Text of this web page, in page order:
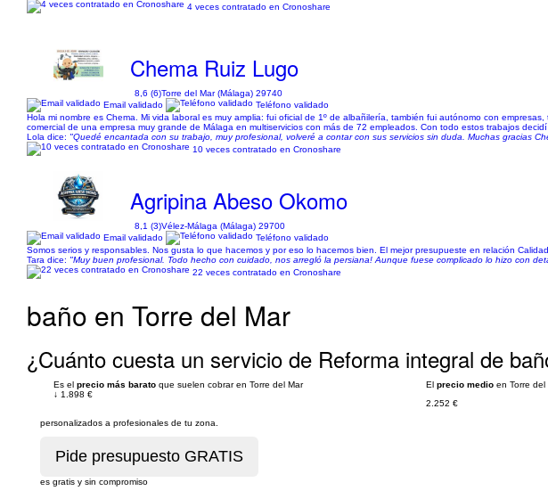
4 veces contratado en Cronoshare
Chema Ruiz Lugo
8,6 (6)Torre del Mar (Málaga) 29740
Email validado
Teléfono validado
Hola mi nombre es Chema. Mi vida laboral es muy amplia: fui oficial de 1º de albañilería, también fui autónomo con
comercial de una empresa muy grande de Málaga en multiservicios con más de 72 empleados. Con todo estos trabajos
Lola dice: "Quedé encantada con su trabajo, muy profesional, volveré a contar con sus servicios sin duda. Muchas gracias
10 veces contratado en Cronoshare
Agripina Abeso Okomo
8,1 (3)Vélez-Málaga (Málaga) 29700
Email validado
Teléfono validado
Somos serios y responsables. Nos gusta lo que hacemos y por eso lo hacemos bien. El mejor presupueste en relación
Tara dice: "Muy buen profesional. Todo hecho con cuidado, nos arregló la persiana! Aunque fuese complicado lo hizo con
22 veces contratado en Cronoshare
baño en Torre del Mar
¿Cuánto cuesta un servicio de Reforma integral de
Es el precio más barato que suelen cobrar en Torre del Mar
↓ 1.898 €
El precio medio en Torre del
2.252 €
personalizados a profesionales de tu zona.
es gratis y sin compromiso